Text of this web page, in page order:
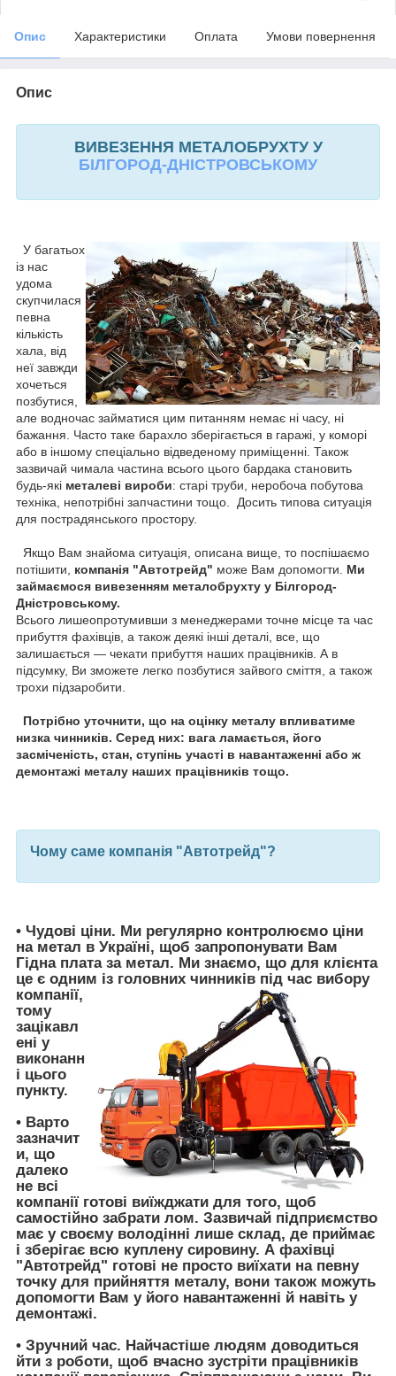
Опис Характеристики Оплата Умови повернення
Опис
ВИВЕЗЕННЯ МЕТАЛОБРУХТУ У
БІЛГОРОД-ДНІСТРОВСЬКОМУ
У багатьох
із нас
удома
скупчилася
певна
кількість
хала, від
неї завжди
хочеться
позбутися,
але водночас займатися цим питанням немає ні часу, ні
бажання. Часто таке барахло зберігається в гаражі, у коморі
або в іншому спеціально відведеному приміщенні. Також
зазвичай чимала частина всього цього бардака становить
будь-які металеві вироби: старі труби, неробоча побутова
техніка, непотрібні запчастини тощо. Досить типова ситуація
для пострадянського простору.
Якщо Вам знайома ситуація, описана вище, то поспішаємо
потішити,
компанія "Автотрейд" може Вам допомогти. Ми
займаємося вивезенням металобрухту у Білгород-
Дністровському.
Всього лишеопротумивши з менеджерами точне місце та час
прибуття фахівців, а також деякі інші деталі, все, що
залишається — чекати прибуття наших працівників. А в
підсумку, Ви зможете легко позбутися зайвого сміття, а також
трохи підзаробити.
Потрібно уточнити, що на оцінку металу впливатиме
низка чинників. Серед них: вага ламається, його
засміченість, стан, ступінь участі в навантаженні або ж
демонтажі металу наших працівників тощо.
Чому саме компанія "Автотрейд"?
• Чудові ціни. Ми регулярно контролюємо ціни
на метал в Україні, щоб запропонувати Вам
Гідна плата за метал. Ми знаємо, що для клієнта
це є одним із головних чинників під час вибору
компанії,
тому
зацікавл
ені у
виконанн
і цього
пункту.
• Варто
зазначит
и, що
далеко
не всі
компанії готові виїжджати для того, щоб
самостійно забрати лом. Зазвичай підприємство
має у своєму володінні лише склад, де приймає
і зберігає всю куплену сировину. А фахівці
"Автотрейд" готові не просто виїхати на певну
точку для прийняття металу, вони також можуть
допомогти Вам у його навантаженні й навіть у
демонтажі.
• Зручний час. Найчастіше людям доводиться
йти з роботи, щоб вчасно зустріти працівників